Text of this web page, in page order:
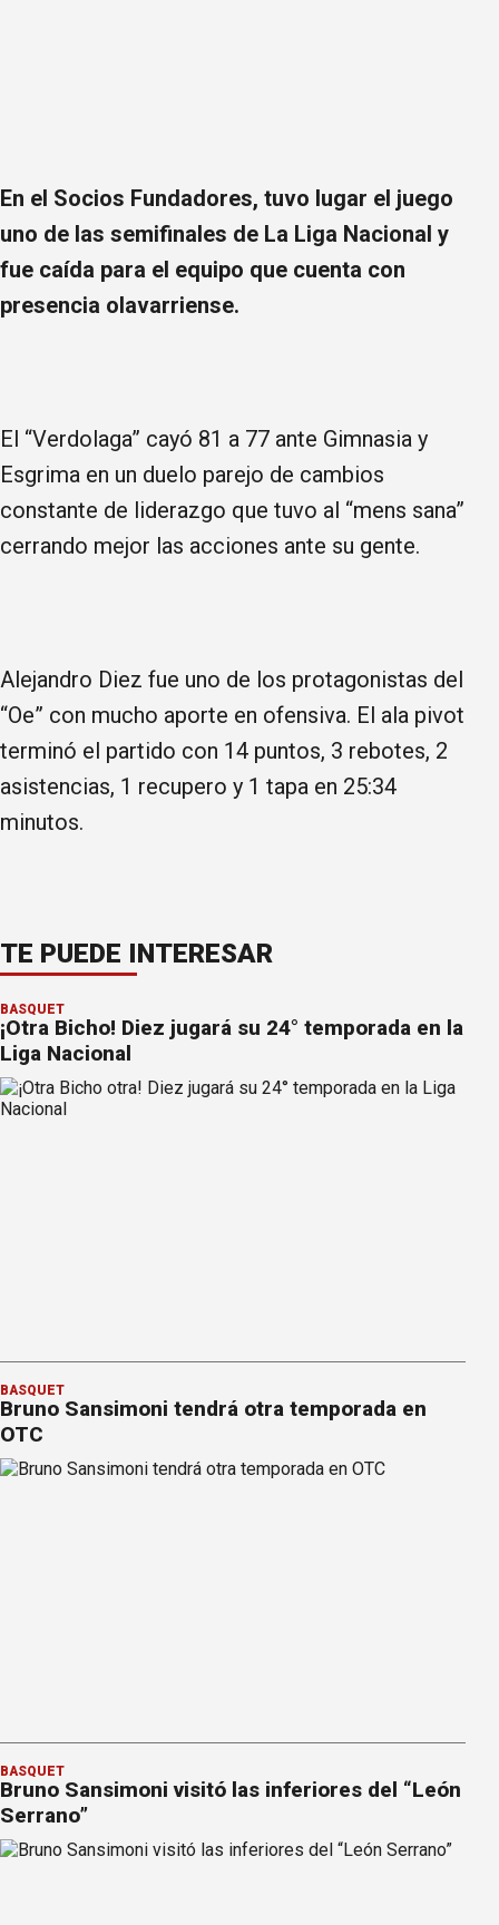
En el Socios Fundadores, tuvo lugar el juego
uno de las semifinales de La Liga Nacional y
fue caída para el equipo que cuenta con
presencia olavarriense.
El “Verdolaga” cayó 81 a 77 ante Gimnasia y
Esgrima en un duelo parejo de cambios
constante de liderazgo que tuvo al “mens sana”
cerrando mejor las acciones ante su gente.
Alejandro Diez fue uno de los protagonistas del
“Oe” con mucho aporte en ofensiva. El ala pivot
terminó el partido con 14 puntos, 3 rebotes, 2
asistencias, 1 recupero y 1 tapa en 25:34
minutos.
TE PUEDE INTERESAR
BÁSQUET
¡Otra Bicho! Diez jugará su 24° temporada en la
Liga Nacional
BÁSQUET
Bruno Sansimoni tendrá otra temporada en
OTC
BÁSQUET
Bruno Sansimoni visitó las inferiores del “León
Serrano”